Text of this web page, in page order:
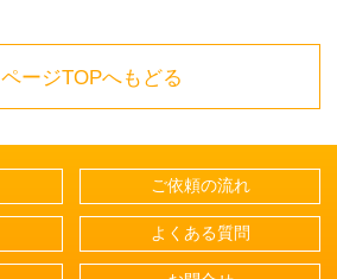
ページTOPへもどる
ご依頼の流れ
よくある質問